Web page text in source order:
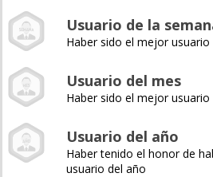
Usuario de la
Haber sido el mejor usuario
Usuario del mes
Haber sido el mejor usuario
Usuario del año
Haber tenido el honor de
usuario del año